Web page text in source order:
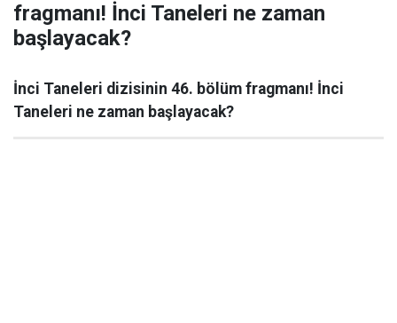
fragmanı! İnci Taneleri ne zaman
başlayacak?
İnci Taneleri dizisinin 46. bölüm fragmanı! İnci
Taneleri ne zaman başlayacak?